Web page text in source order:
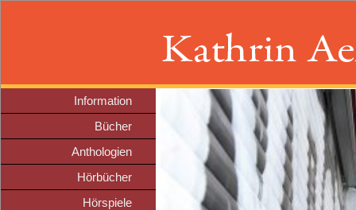
Information
Bücher
Anthologien
Hörbücher
Hörspiele